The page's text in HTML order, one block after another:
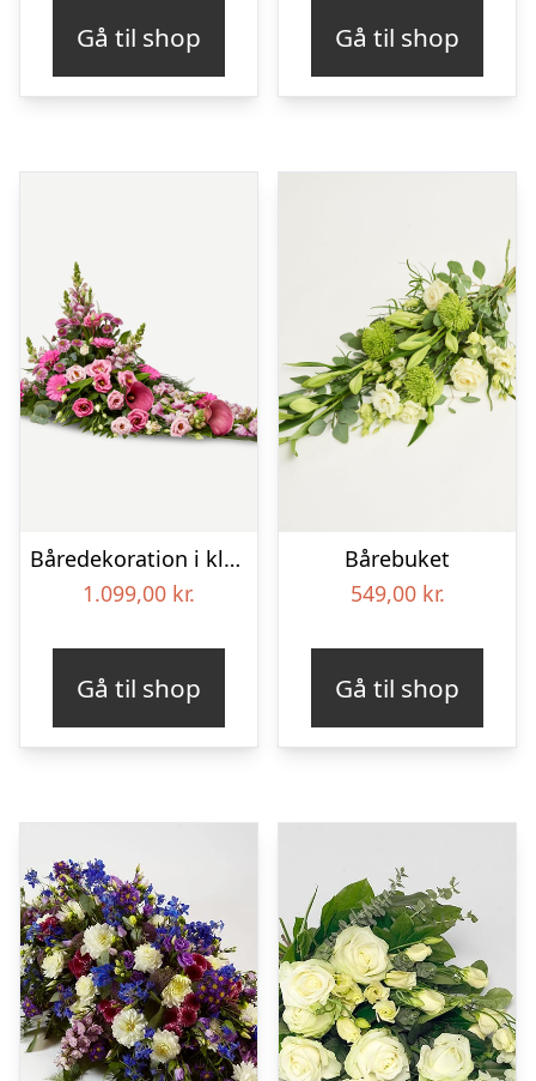
Gå til shop Gå til shop
Båredekoration i klassisk stil – pink
1.099,00 kr.
Gå til shop
Bårebuket
549,00 kr.
Gå til shop